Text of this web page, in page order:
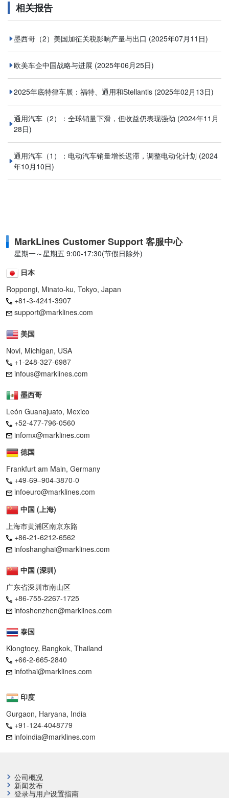
相关报告
墨西哥（2）美国加征关税影响产量与出口 (2025年07月11日)
欧美车企中国战略与进展 (2025年06月25日)
2025年底特律车展：福特、通用和Stellantis (2025年02月13日)
通用汽车（2）：全球销量下滑，但收益仍表现强劲 (2024年11月
28日)
通用汽车（1）：电动汽车销量增长迟滞，调整电动化计划 (2024
年10月10日)
MarkLines Customer Support 客服中心
星期一～星期五 9:00-17:30(节假日除外)
日本
Roppongi, Minato-ku, Tokyo, Japan
+81-3-4241-3907
support@marklines.com
美国
Novi, Michigan, USA
+1-248-327-6987
infous@marklines.com
墨西哥
León Guanajuato, Mexico
+52-477-796-0560
infomx@marklines.com
德国
Frankfurt am Main, Germany
+49-69–904-3870-0
infoeuro@marklines.com
中国 (上海)
上海市黄浦区南京东路
+86-21-6212-6562
infoshanghai@marklines.com
中国 (深圳)
广东省深圳市南山区
+86-755-2267-1725
infoshenzhen@marklines.com
泰国
Klongtoey, Bangkok, Thailand
+66-2-665-2840
infothai@marklines.com
印度
Gurgaon, Haryana, India
+91-124-4048779
infoindia@marklines.com
公司概况
新闻发布
登录与用户设置指南